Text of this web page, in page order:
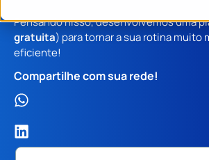
Pensando nisso, desenvolvemos uma
gratuita) para tornar a sua rotina muito
eficiente!
Compartilhe com sua rede!